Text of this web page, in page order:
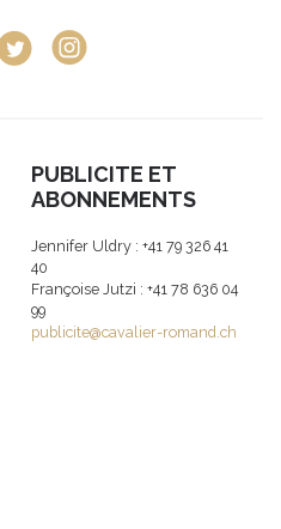
PUBLICITE ET
ABONNEMENTS
Jennifer Uldry : +41 79 326 41
40
Françoise Jutzi : +41 78 636 04
99
publicite@cavalier-romand.ch